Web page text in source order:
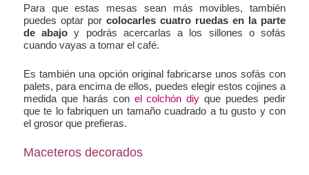
Para que estas mesas sean más movibles, también
puedes optar porcolocarles cuatro ruedas en la parte
de abajo y podrás acercarlas a los sillones o sofás
cuando vayas a tomar el café.
Es también una opción original fabricarse unos sofás con
palets, para encima de ellos, puedes elegir estos cojines a
medida que harás con el colchón diy que puedes pedir
que te lo fabriquen un tamaño cuadrado a tu gusto y con
el grosor que prefieras.
Maceteros decorados